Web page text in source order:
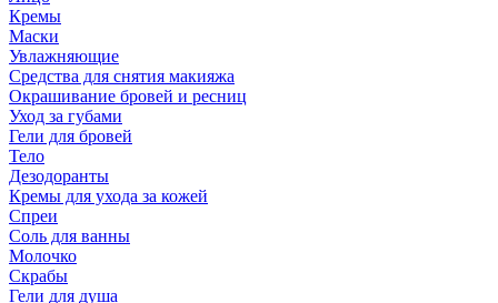
Кремы
Маски
Увлажняющие
Средства для снятия макияжа
Окрашивание бровей и ресниц
Уход за губами
Гели для бровей
Тело
Дезодоранты
Кремы для ухода за кожей
Спреи
Соль для ванны
Молочко
Скрабы
Гели для душа